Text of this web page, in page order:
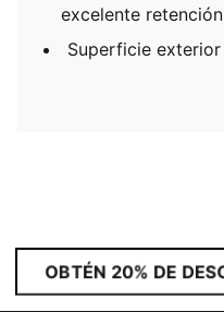
excelente
Superficie
OBTÉN 20% DE